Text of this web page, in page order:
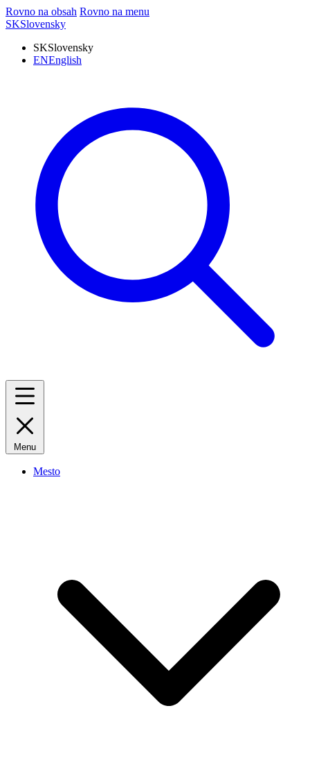
Rovno na obsah Rovno na menu
SKSlovensky
SKSlovensky
ENEnglish
Menu
Mesto